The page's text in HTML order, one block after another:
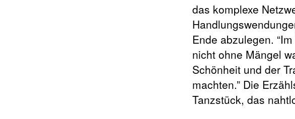
das komplexe
Ende abzulegen.
nicht ohne Mängel
Schönheit und der
machten.” Die
Tanzstück, das